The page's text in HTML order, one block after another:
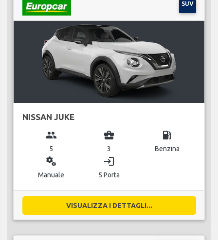
SUV
NISSAN JUKE
group
5
business_center
3
local_gas_station
Benzina
miscellaneous_services
Manuale
login
5 Porta
VISUALIZZA I DETTAGLI...